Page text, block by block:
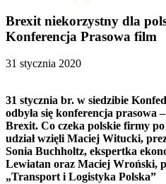
Brexit niekorzystny dla
Konferencja Prasowa film
31 stycznia 2020
31 stycznia br. w siedzibie
odbyła się konferencja prasowa –
Brexit. Co czeka polskie firmy
udział wzięli Maciej Witucki,
Sonia Buchholtz, ekspertka
Lewiatan oraz Maciej Wroński,
„Transport i Logistyka Polska”